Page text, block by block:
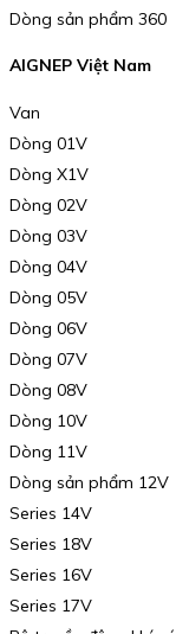
Dòng sản phẩm 360
AIGNEP Việt Nam
Van
Dòng 01V
Dòng X1V
Dòng 02V
Dòng 03V
Dòng 04V
Dòng 05V
Dòng 06V
Dòng 07V
Dòng 08V
Dòng 10V
Dòng 11V
Dòng sản phẩm 12V
Series 14V
Series 18V
Series 16V
Series 17V